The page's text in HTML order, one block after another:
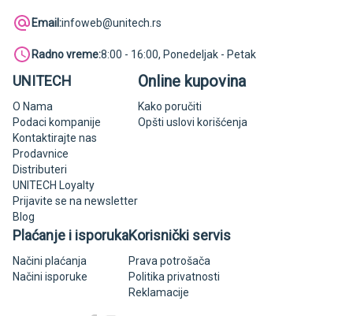
Email:infoweb@unitech.rs
Radno vreme:8:00 - 16:00, Ponedeljak - Petak
UNITECH
O Nama
Podaci kompanije
Kontaktirajte nas
Prodavnice
Distributeri
UNITECH Loyalty
Prijavite se na newsletter
Blog
Online kupovina
Kako poručiti
Opšti uslovi korišćenja
Plaćanje i isporuka
Načini plaćanja
Načini isporuke
Korisnički servis
Prava potrošača
Politika privatnosti
Reklamacije